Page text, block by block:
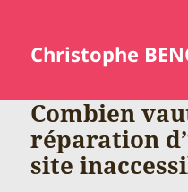
Christophe
Combien
réparation
site